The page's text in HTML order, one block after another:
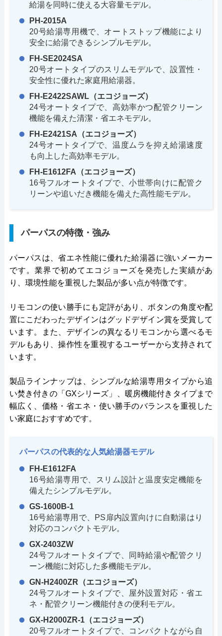
給湯を同時に使える大容量モデル。
PH-2015A
20号給湯専用機で、オートストップ機能により
安全に給湯できるシンプルモデル。
FH-SE2024SA
20号オートタイプのスリムモデルで、設置性・
安全性に優れた家庭用給湯器。
FH-E2422SAWL（エコジョーズ）
24号オートタイプで、高効率かつ配管クリーン
機能を備えた清潔・省エネモデル。
FH-E2421SA（エコジョーズ）
24号オートタイプで、温度ムラを抑え給湯速度
も向上した高効率モデル。
FH-E1612FA（エコジョーズ）
16号フルオートタイプで、小世帯向けに配管ク
リーンや追いだき機能を備えた高性能モデル。
パーパスの特徴・強み
パーパスは、省エネ性能に優れた給湯器に強いメーカー
です。業界で初めてエコジョーズを発売した実績があ
り、環境性能を重視した製品が多い点が特徴です。
リモコンの使い勝手にも定評があり、ボタンの角度や配
置にこだわったデザインはグッドデザイン賞を受賞して
います。また、デザインの異なるリモコンから選べるモ
デルもあり、操作性を重視するユーザーから支持されて
います。
製品ラインナップは、シンプルな給湯専用タイプから追
い焚き付きの「GXシリーズ」、暖房機能付きタイプまで
幅広く、価格・省エネ・使い勝手のバランスを重視した
い家庭におすすめです。
パーパスの代表的な人気給湯器モデル
FH-E1612FA
16号給湯専用で、スリム設計と温度安定機能を
備えたシンプルモデル。
GS-1600B-1
16号給湯専用で、PS扉内設置向けに自動湯はり
対応のコンパクトモデル。
GX-2403ZW
24号フルオートタイプで、同時給湯や配管クリ
ーン機能に対応した多機能モデル。
GN-H2400ZR（エコジョーズ）
24号フルオートタイプで、屋外設置対応・省エ
ネ・配管クリーン機能付きの便利モデル。
GX-H2000ZR-1（エコジョーズ）
20号フルオートタイプで、コンパクトながら自